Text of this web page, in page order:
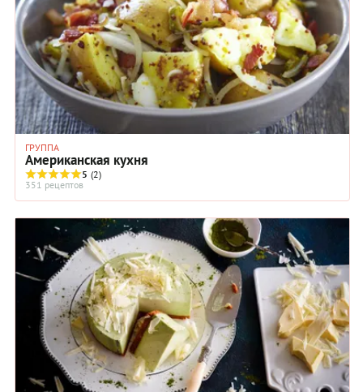
ГРУППА
Американская кухня
5 (2)
351 рецептов